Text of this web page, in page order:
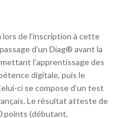
de l’inscription à cette
d’un Diag® avant la
l’apprentissage des
digitale, puis le
ci se compose d’un test
Le résultat atteste de
points (débutant,